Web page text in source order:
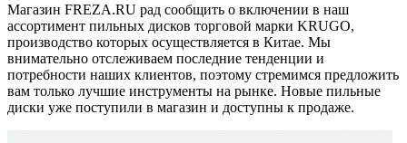
Магазин FREZA.RU рад сообщить о включении в наш
ассортимент пильных дисков торговой марки KRUGO,
производство которых осуществляется в Китае. Мы
внимательно отслеживаем последние тенденции и
потребности наших клиентов, поэтому стремимся предложить
вам только лучшие инструменты на рынке. Новые пильные
диски уже поступили в магазин и доступны к продаже.